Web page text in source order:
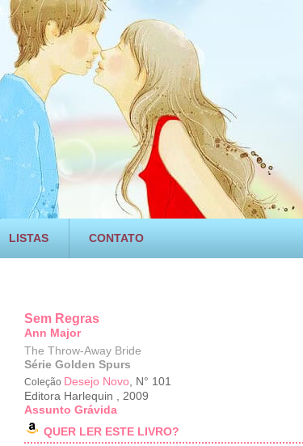
LISTAS CONTATO
Sem Regras
Ann Major
The Throw-Away Bride
Série Golden Spurs
Coleção Desejo Novo , N° 101
Editora Harlequin
2009
Assunto Grávida
QUER LER ESTE LIVRO?